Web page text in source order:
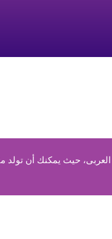
حيث يمكنك أن تولد